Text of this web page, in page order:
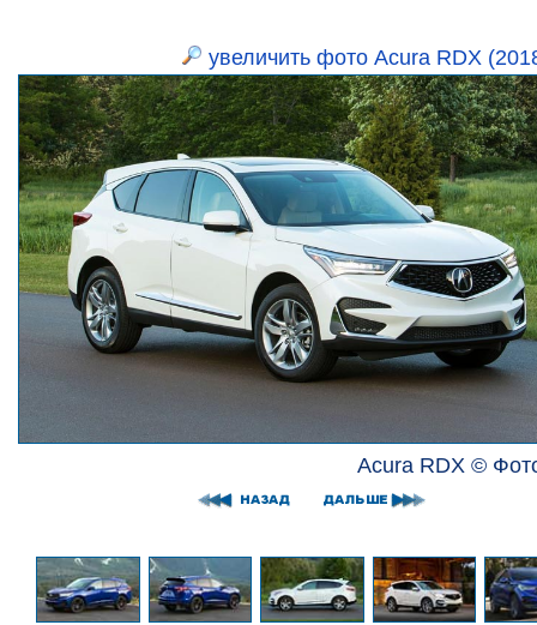
увеличить фото Acura RDX
Acura RDX ©